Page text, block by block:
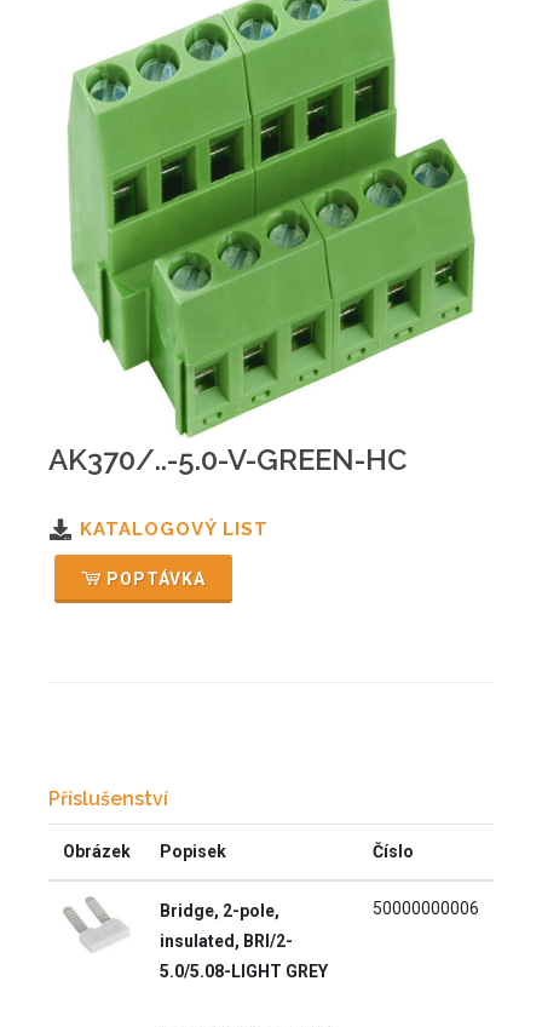
AK370/..-5.0-V-GREEN-HC
KATALOGOVÝ LIST
POPTÁVKA
Příslušenství
Obrázek Popisek Číslo
Bridge, 2-pole,
insulated, BRI/2-
5.0/5.08-LIGHT GREY
50000000006